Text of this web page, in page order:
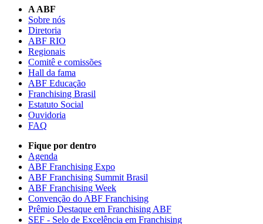
A ABF
Sobre nós
Diretoria
ABF RIO
Regionais
Comitê e comissões
Hall da fama
ABF Educação
Franchising Brasil
Estatuto Social
Ouvidoria
FAQ
Fique por dentro
Agenda
ABF Franchising Expo
ABF Franchising Summit Brasil
ABF Franchising Week
Convenção do ABF Franchising
Prêmio Destaque em Franchising ABF
SEF - Selo de Excelência em Franchising